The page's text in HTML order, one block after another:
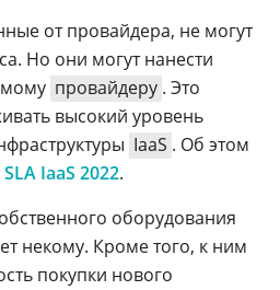
от провайдера, не могут
Но они могут нанести
провайдеру . Это
высокий уровень
IaaS . Об этом
IaaS 2022.
оборудования
некому. Кроме того, к ним
покупки нового